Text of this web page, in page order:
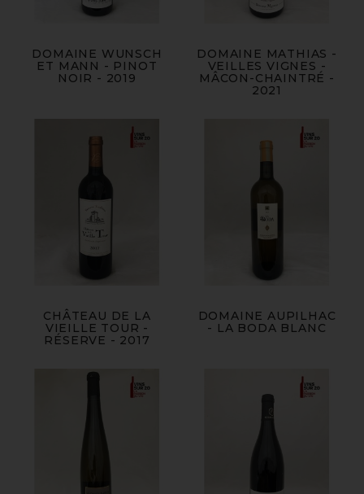
DOMAINE WUNSCH
ET MANN - PINOT
NOIR - 2019
DOMAINE MATHIAS -
VEILLES VIGNES -
MÂCON-CHAINTRÉ -
2021
CHÂTEAU DE LA
VIEILLE TOUR -
RÉSERVE - 2017
DOMAINE AUPILHAC
- LA BODA BLANC